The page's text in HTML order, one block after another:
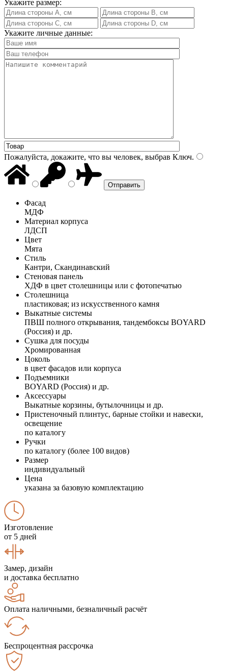
Укажите размер:
Укажите личные данные:
Пожалуйста, докажите, что вы человек, выбрав Ключ.
Фасад
МДФ
Материал корпуса
ЛДСП
Цвет
Мята
Стиль
Кантри, Скандинавский
Стеновая панель
ХДФ в цвет столешницы или с фотопечатью
Столешница
пластиковая; из искусственного камня
Выкатные системы
ПВШ полного открывания, тандембоксы BOYARD
(Россия) и др.
Сушка для посуды
Хромированная
Цоколь
в цвет фасадов или корпуса
Подъемники
BOYARD (Россия) и др.
Аксессуары
Выкатные корзины, бутылочницы и др.
Пристеночный плинтус, барные стойки и навески,
освещение
по каталогу
Ручки
по каталогу (более 100 видов)
Размер
индивидуальный
Цена
указана за базовую комплектацию
Изготовление
от 5 дней
Замер, дизайн
и доставка бесплатно
Оплата наличными, безналичный расчёт
Беспроцентная рассрочка